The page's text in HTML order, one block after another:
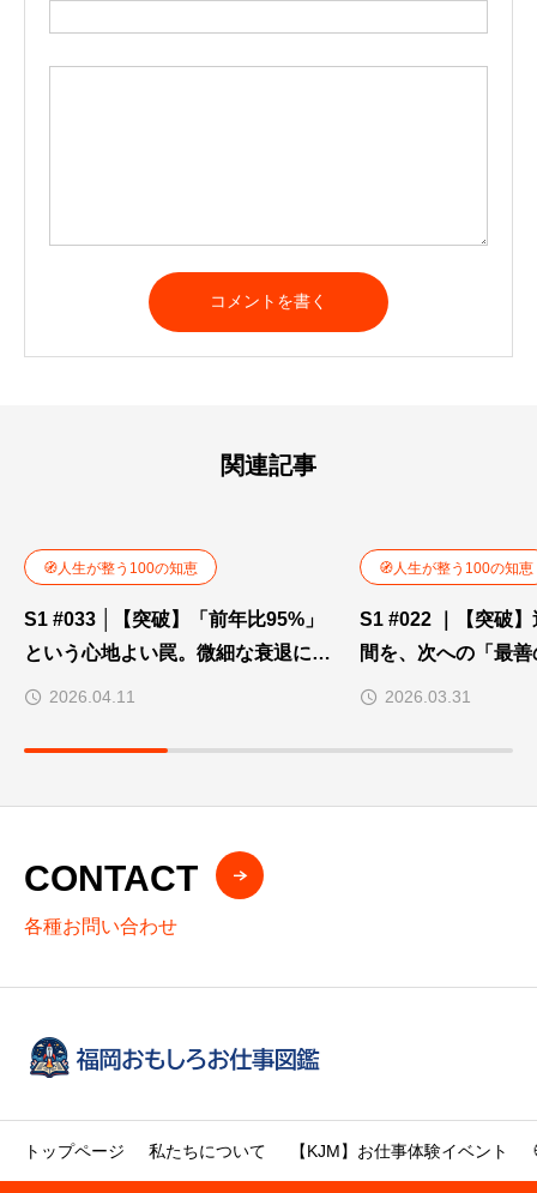
関連記事
🧭人生が整う100の知恵
S1 #033 │【突破】「前年比95%」
という心地よい罠。微細な衰退に気
づく2026.04.11
🧭人生が整う100の知恵
S1 #022 ｜【突破
間を、次への「最
間へ2026.03.31
CONTACT
各種お問い合わせ
トップページ 私たちについて 【KJM】お仕事体験イベント